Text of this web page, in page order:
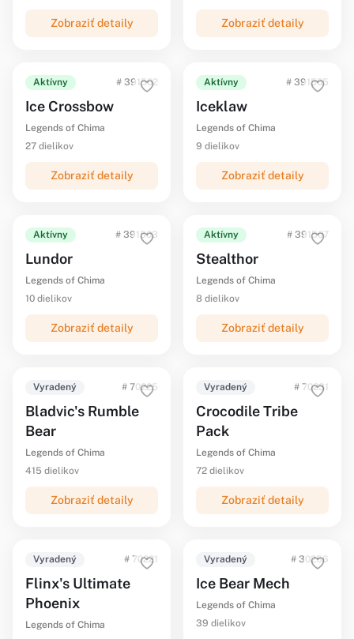
Zobraziť detaily Zobraziť detaily
Aktívny # 391502
Ice Crossbow
Legends of Chima
27 dielikov
Zobraziť detaily
Aktívny # 391505
Iceklaw
Legends of Chima
9 dielikov
Zobraziť detaily
Aktívny # 391503
Lundor
Legends of Chima
10 dielikov
Zobraziť detaily
Aktívny # 391507
Stealthor
Legends of Chima
8 dielikov
Zobraziť detaily
Vyradený # 70225
Bladvic's Rumble
Bear
Legends of Chima
415 dielikov
Zobraziť detaily
Vyradený # 70231
Crocodile Tribe
Pack
Legends of Chima
72 dielikov
Zobraziť detaily
Vyradený # 70221
Flinx's Ultimate
Phoenix
Legends of Chima
Vyradený # 30256
Ice Bear Mech
Legends of Chima
39 dielikov